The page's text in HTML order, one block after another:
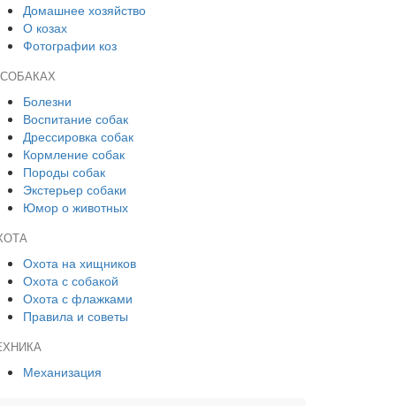
Домашнее хозяйство
О козах
Фотографии коз
Болезни
Воспитание собак
Дрессировка собак
Кормление собак
Породы собак
Экстерьер собаки
Юмор о животных
Охота на хищников
Охота с собакой
Охота с флажками
Правила и советы
Механизация